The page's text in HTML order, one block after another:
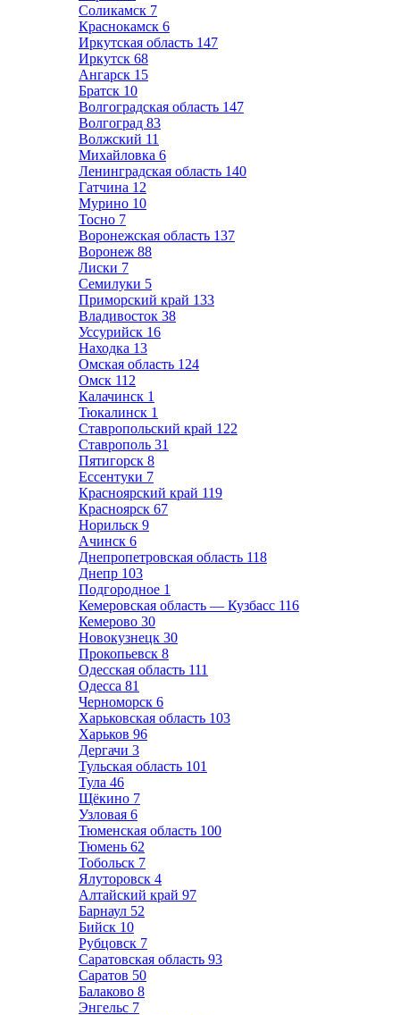
Соликамск 7
Краснокамск 6
Иркутская область 147
Иркутск 68
Ангарск 15
Братск 10
Волгоградская область 147
Волгоград 83
Волжский 11
Михайловка 6
Ленинградская область 140
Гатчина 12
Мурино 10
Тосно 7
Воронежская область 137
Воронеж 88
Лиски 7
Семилуки 5
Приморский край 133
Владивосток 38
Уссурийск 16
Находка 13
Омская область 124
Омск 112
Калачинск 1
Тюкалинск 1
Ставропольский край 122
Ставрополь 31
Пятигорск 8
Ессентуки 7
Красноярский край 119
Красноярск 67
Норильск 9
Ачинск 6
Днепропетровская область 118
Днепр 103
Подгородное 1
Кемеровская область — Кузбасс 116
Кемерово 30
Новокузнецк 30
Прокопьевск 8
Одесская область 111
Одесса 81
Черноморск 6
Харьковская область 103
Харьков 96
Дергачи 3
Тульская область 101
Тула 46
Щёкино 7
Узловая 6
Тюменская область 100
Тюмень 62
Тобольск 7
Ялуторовск 4
Алтайский край 97
Барнаул 52
Бийск 10
Рубцовск 7
Саратовская область 93
Саратов 50
Балаково 8
Энгельс 7